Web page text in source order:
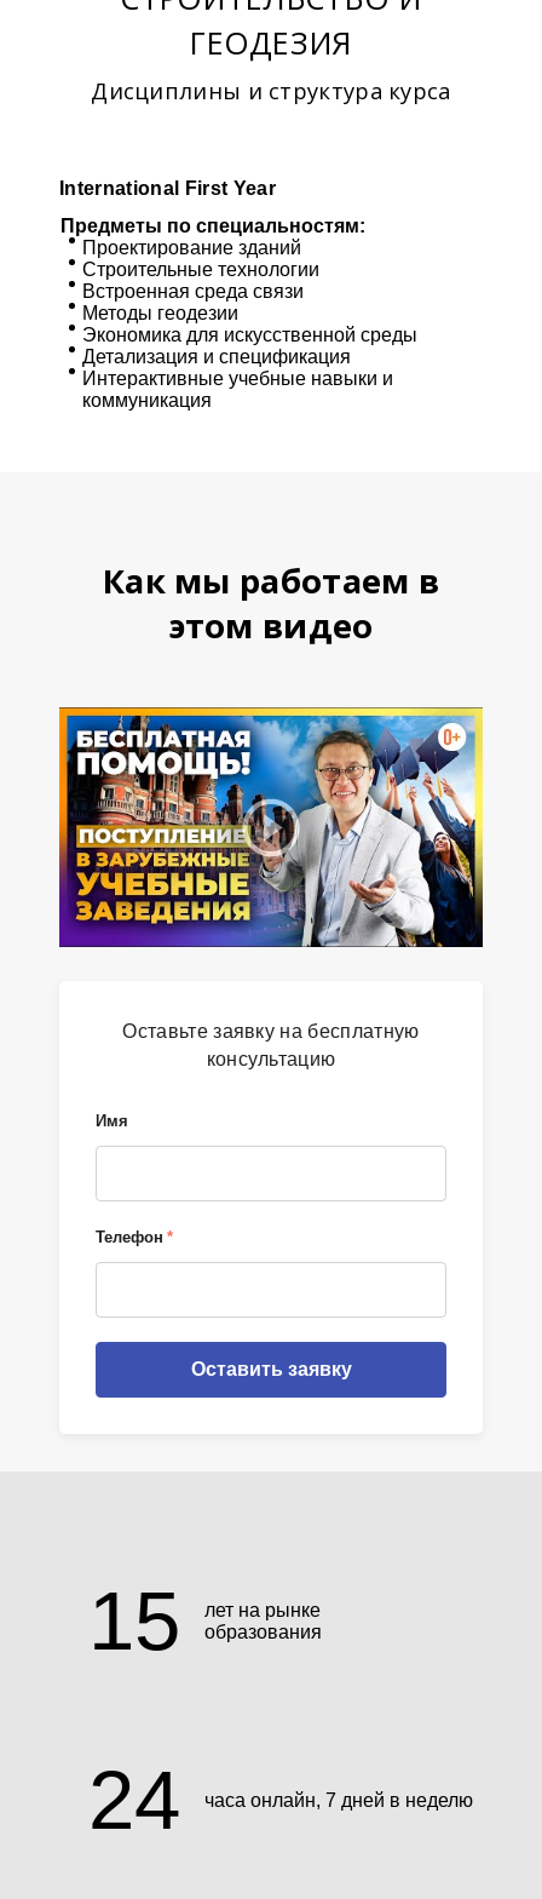
ГЕОДЕЗИЯ
Дисциплины и структура курса
International First Year
Предметы по специальностям:
Проектирование зданий
Строительные технологии
Встроенная среда связи
Методы геодезии
Экономика для искусственной среды
Детализация и спецификация
Интерактивные учебные навыки и
коммуникация
Как мы работаем в
этом видео
Оставьте заявку на бесплатную
консультацию
Имя
Телефон *
Оставить заявку
15
лет на рынке
образования
24 часа онлайн, 7 дней в неделю